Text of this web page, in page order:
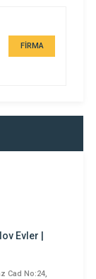
FİRMA
Evler |
Cad No:24,